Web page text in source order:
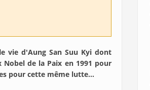
vie d'Aung San Suu Kyi dont
de la Paix en 1991 pour
pour cette même lutte...